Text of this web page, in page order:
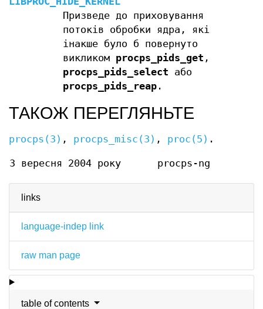
links
language-indep link
raw man page
table of contents
Призведе до приховування
потоків обробки ядра, які
інакше було б повернуто
викликом procps_pids_get ,
procps_pids_select або
procps_pids_reap.
ТАКОЖ ПЕРЕГЛЯНЬТЕ
procps(3) , procps_misc(3) , proc(5) .
3 вересня 2004 року procps-ng